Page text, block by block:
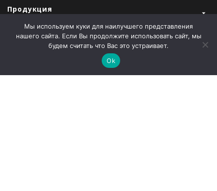
Продукция
Закупки
Мы используем куки для наилучшего представления
нашего сайта. Если Вы продолжите использовать сайт, мы
будем считать что Вас это устраивает.
Ok